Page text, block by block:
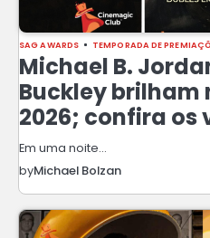
SAG AWARDS TEMPORADA DE
Michael B.
Buckley brilham
2026; confira os
Em uma noite…
byMichael Bolzan